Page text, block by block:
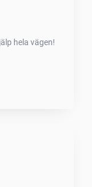
hela vägen!